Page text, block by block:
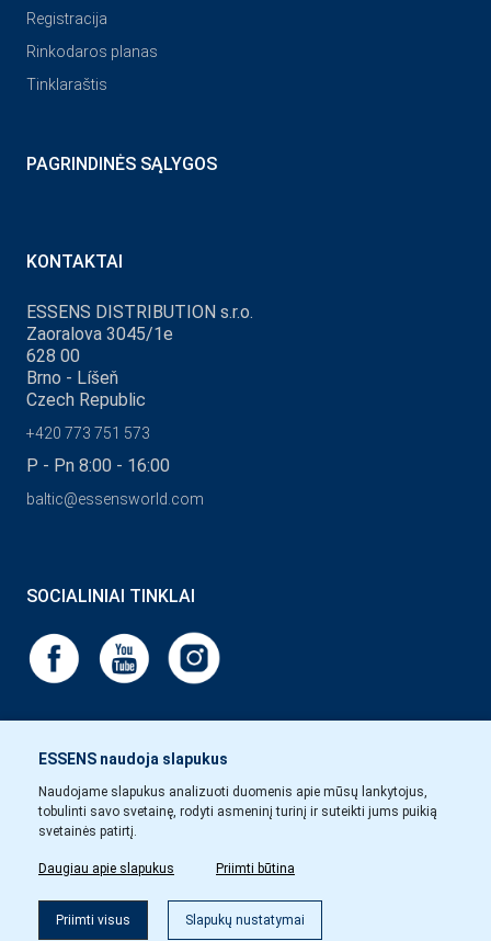
ESSENS naudoja slapukus
Naudojame slapukus analizuoti duomenis apie mūsų lankytojus,
tobulinti savo svetainę, rodyti asmeninį turinį ir suteikti jums puikią
svetainės patirtį.
Daugiau apie slapukus Priimti būtina
Priimti visus Slapukų nustatymai
Registracija
Rinkodaros planas
Tinklaraštis
PAGRINDINĖS SĄLYGOS
KONTAKTAI
ESSENS DISTRIBUTION s.r.o.
Zaoralova 3045/1e
628 00
Brno - Líšeň
Czech Republic
+420 773 751 573
P - Pn 8:00 - 16:00
baltic@essensworld.com
SOCIALINIAI TINKLAI